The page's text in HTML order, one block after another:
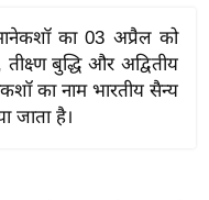
का 03 अप्रैल को
बुद्धि और अद्वितीय
का नाम भारतीय सैन्य
जाता है।